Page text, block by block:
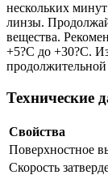
нескольких
линзы.
вещества.
+5?С до +30?С.
продолжительной
Технические
Свойства
Поверхностное
Скорость